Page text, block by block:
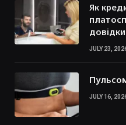
Як
JULY 23,
JULY 16,